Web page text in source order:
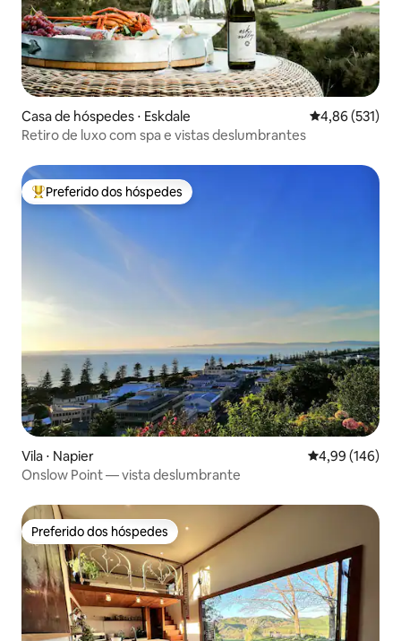
Casa de hóspedes ⋅ Eskdale 4,86 de uma
4,86 (531)
Retiro de luxo com spa e vistas deslumbrantes
Entre os melhores preferidos dos hóspedes
Preferido dos hóspedes
Vila ⋅ Napier 4,99 de uma
4,99 (146)
Onslow Point — vista deslumbrante
Preferido dos hóspedes
Preferido dos hóspedes